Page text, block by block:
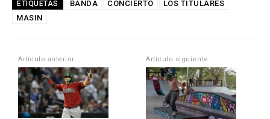
at
s
p
p
ce
o
k
e
m
ail
m
tir
ETIQUETAS BANDA CONCIERTO
LOS TITULARES
MASIN
Artículo anterior Artículo siguiente